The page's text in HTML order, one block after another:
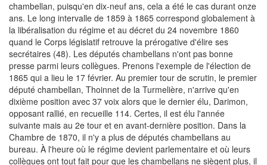
chambellan, puisqu'en dix-neuf ans, cela a été le cas durant onze
ans. Le long intervalle de 1859 à 1865 correspond globalement à
la libéralisation du régime et au décret du 24 novembre 1860
quand le Corps législatif retrouve la prérogative d'élire ses
secrétaires (48). Les députés chambellans n'ont pas bonne
presse parmi leurs collègues. Prenons l'exemple de l'élection de
1865 qui a lieu le 17 février. Au premier tour de scrutin, le premier
député chambellan, Thoinnet de la Turmelière, n'arrive qu'en
dixième position avec 37 voix alors que le dernier élu, Darimon,
opposant rallié, en recueille 114. Certes, il est élu l'année
suivante mais au 2e tour et en avant-dernière position. Dans la
Chambre de 1870, il n'y a plus de députés chambellans au
bureau. À l'heure où le régime devient parlementaire et où leurs
collègues ont tout fait pour que les chambellans ne siègent plus, il